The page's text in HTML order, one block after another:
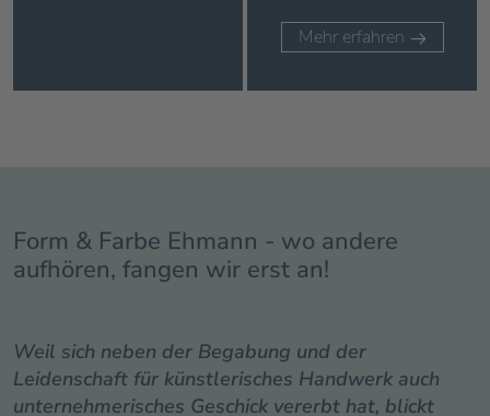
Mehr erfahren
Form & Farbe Ehmann - wo andere
aufhören, fangen wir erst an!
Weil sich neben der Begabung und der
Leidenschaft für künstlerisches Handwerk auch
unternehmerisches Geschick vererbt hat, blickt